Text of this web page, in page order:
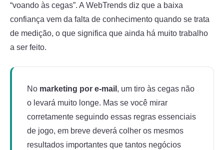
“voando às cegas”. A WebTrends diz que a baixa
confiança vem da falta de conhecimento quando se trata
de medição, o que significa que ainda há muito trabalho
a ser feito.
No marketing por e-mail , um tiro às cegas não
o levará muito longe. Mas se você mirar
corretamente seguindo essas regras essenciais
de jogo, em breve deverá colher os mesmos
resultados importantes que tantos negócios